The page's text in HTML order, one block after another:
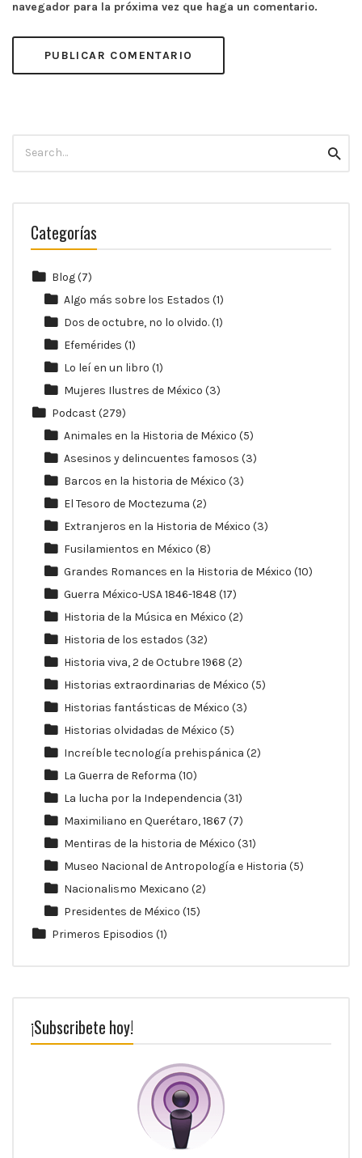
navegador para la próxima vez que haga un comentario.
for:
Categorías
Blog(7)
Algo más sobre los Estados (1)
Dos de octubre, no lo olvido.(1)
Efemérides (1)
Lo leí en un libro (1)
Mujeres Ilustres de México (3)
Podcast(279)
Animales en la Historia de México (5)
Asesinos y delincuentes famosos (3)
Barcos en la historia de México (3)
El Tesoro de Moctezuma (2)
Extranjeros en la Historia de México (3)
Fusilamientos en México (8)
Grandes Romances en la Historia de México (10)
Guerra México-USA 1846-1848 (17)
Historia de la Música en México (2)
Historia de los estados (32)
Historia viva, 2 de Octubre 1968 (2)
Historias extraordinarias de México (5)
Historias fantásticas de México (3)
Historias olvidadas de México (5)
Increíble tecnología prehispánica (2)
La Guerra de Reforma (10)
La lucha por la Independencia (31)
Maximiliano en Querétaro, 1867 (7)
Mentiras de la historia de México (31)
Museo Nacional de Antropología e Historia (5)
Nacionalismo Mexicano (2)
Presidentes de México (15)
Primeros Episodios (1)
¡Subscribete hoy!